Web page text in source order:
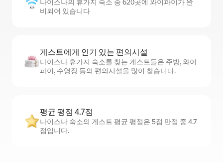
나이스나의 휴가지 숙소 중 620곳에 와이파이가 완
비되어 있습니다
게스트에게 인기 있는 편의시설
나이스나 휴가지 숙소를 찾는 게스트들은 주방, 와이
파이, 수영장 등의 편의시설을 많이 찾습니다.
평균 평점 4.7점
나이스나 숙소의 게스트 평균 평점은 5점 만점 중 4.7
점입니다.